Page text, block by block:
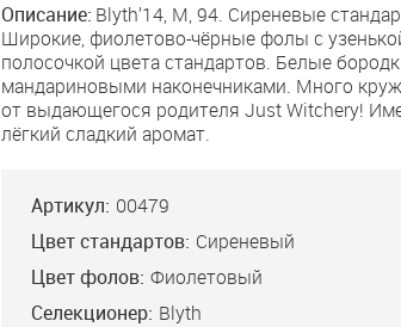
Описание: Blyth’14, М, 94. Сиреневые
Широкие, фиолетово-чёрные фолы с
полосочкой цвета стандартов. Белые
мандариновыми наконечниками. Много
от выдающегося родителя Just Witchery!
лёгкий сладкий аромат.
Артикул: 00479
Цвет стандартов: Сиреневый
Цвет фолов: Фиолетовый
Селекционер: Blyth